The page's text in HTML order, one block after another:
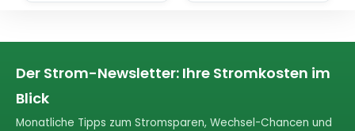
Der Strom-Newsletter: Ihre Stromkosten im
Blick
Monatliche Tipps zum Stromsparen, Wechsel-Chancen und